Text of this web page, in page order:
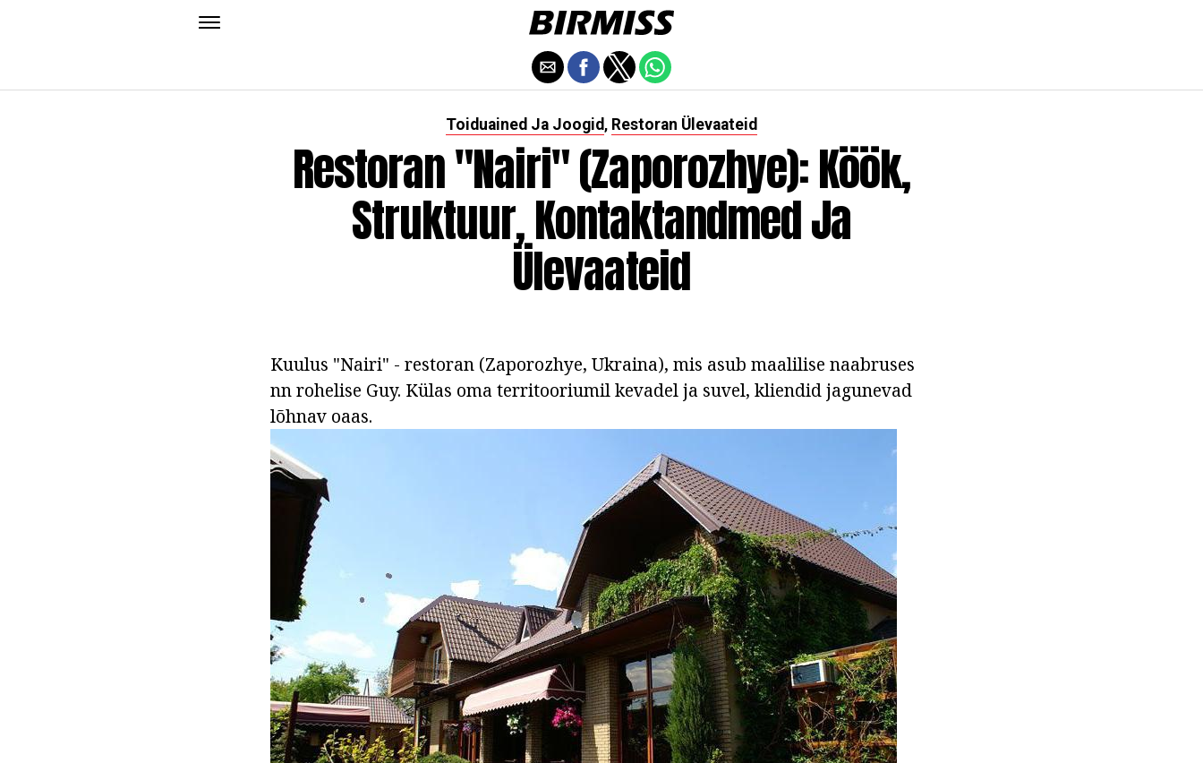
Toiduained Ja Joogid, Restoran Ülevaateid
Restoran "Nairi" (Zaporozhye): Köök,
Struktuur, Kontaktandmed Ja
Ülevaateid
Kuulus "Nairi" - restoran (Zaporozhye, Ukraina), mis asub maalilise naabruses
nn rohelise Guy. Külas oma territooriumil kevadel ja suvel, kliendid jagunevad
lõhnav oaas.